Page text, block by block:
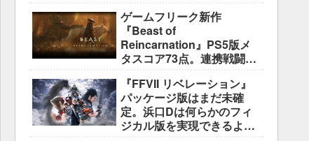
説明
ゲームフリーク新作
『Beast of
Reincarnation』PS5版メ
タスコア73点。連携戦闘は
き”には不満
『FFVII リベレーション』
パッケージ版はまだ未確
定。浜口Dは何らかのフィ
ジカル版を実現できるよう